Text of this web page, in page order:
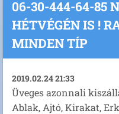
06-30-444-64-85
HÉTVÉGÉN IS !
MINDEN TÍP
2019.02.24 21:33
Üveges azonnali
Ablak, Ajtó, Kirakat,